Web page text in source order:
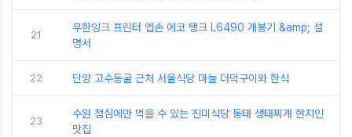
21
무한잉크 프린터 엡손 에코 탱크 L6490 개봉기 &amp; 설
명서
22 단양 고수동굴 근처 서울식당 마늘 더덕구이와 한식
23
수원 점심에만 먹을 수 있는 진미식당 동태 생태찌개 현지인
맛집